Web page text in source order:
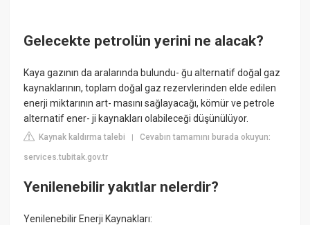
Gelecekte petrolün yerini ne alacak?
Kaya gazının da aralarında bulundu- ğu alternatif doğal gaz
kaynaklarının, toplam doğal gaz rezervlerinden elde edilen
enerji miktarının art- masını sağlayacağı, kömür ve petrole
alternatif ener- ji kaynakları olabileceği düşünülüyor.
Kaynak kaldırma talebi |Cevabın tamamını burada okuyun:
services.tubitak.gov.tr
Yenilenebilir yakıtlar nelerdir?
Yenilenebilir Enerji Kaynakları: